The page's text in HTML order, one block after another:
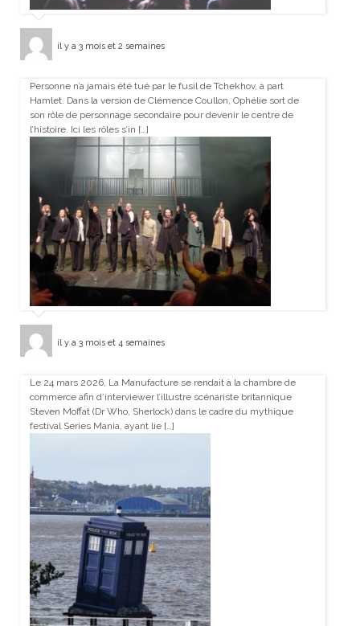
il y a 3 mois et 2 semaines
Personne n’a jamais été tué par le fusil de Tchekhov, à part
Hamlet. Dans la version de Clémence Coullon, Ophélie sort de
son rôle de personnage secondaire pour devenir le centre de
l’histoire. Ici les rôles s’in […]
il y a 3 mois et 4 semaines
Le 24 mars 2026, La Manufacture se rendait à la chambre de
commerce afin d’interviewer l’illustre scénariste britannique
Steven Moffat (Dr Who, Sherlock) dans le cadre du mythique
festival Series Mania, ayant lie […]